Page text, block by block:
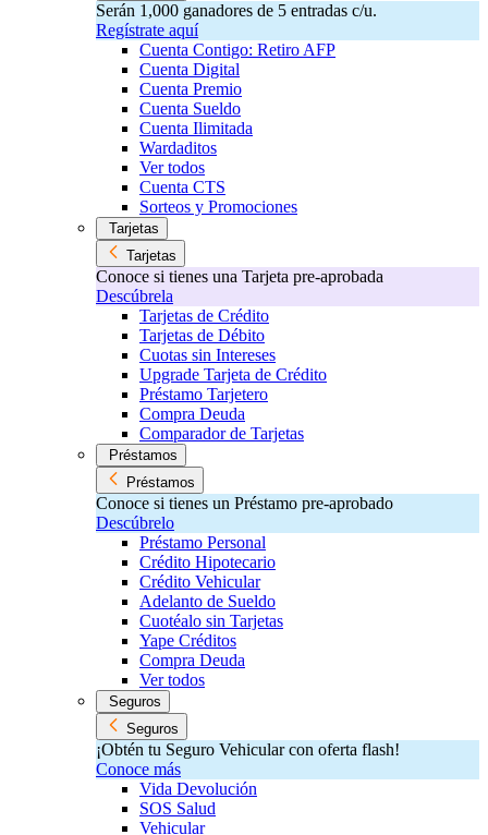
Serán 1,000 ganadores de 5 entradas c/u.
Regístrate aquí
Cuenta Contigo: Retiro AFP
Cuenta Digital
Cuenta Premio
Cuenta Sueldo
Cuenta Ilimitada
Wardaditos
Ver todos
Cuenta CTS
Sorteos y Promociones
Tarjetas
Tarjetas
Conoce si tienes una Tarjeta pre-aprobada
Descúbrela
Tarjetas de Crédito
Tarjetas de Débito
Cuotas sin Intereses
Upgrade Tarjeta de Crédito
Préstamo Tarjetero
Compra Deuda
Comparador de Tarjetas
Préstamos
Préstamos
Conoce si tienes un Préstamo pre-aprobado
Descúbrelo
Préstamo Personal
Crédito Hipotecario
Crédito Vehicular
Adelanto de Sueldo
Cuotéalo sin Tarjetas
Yape Créditos
Compra Deuda
Ver todos
Seguros
Seguros
¡Obtén tu Seguro Vehicular con oferta flash!
Conoce más
Vida Devolución
SOS Salud
Vehicular